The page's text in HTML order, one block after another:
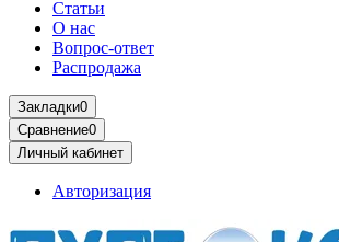
Статьи
О нас
Вопрос-ответ
Распродажа
Закладки0
Сравнение0
Личный кабинет
Авторизация